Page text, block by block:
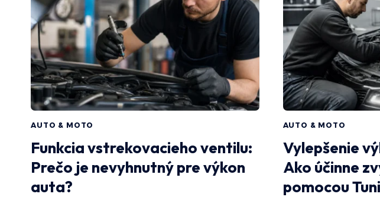
AUTO & MOTO
Funkcia vstrekovacieho ventilu:
Prečo je nevyhnutný pre výkon
auta?
AUTO & MOTO
Vylepšenie
Ako účinne
pomocou